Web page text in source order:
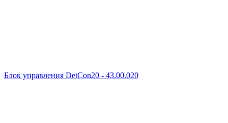
Блок управления DetCon20 - 43.00.020